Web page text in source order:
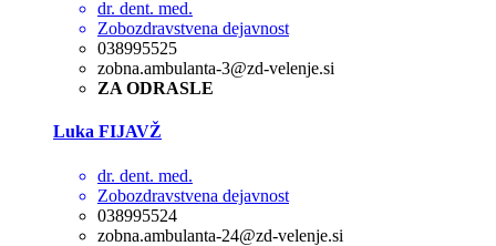
dr. dent. med.
Zobozdravstvena dejavnost
038995525
zobna.ambulanta-3@zd-velenje.si
ZA ODRASLE
Luka FIJAVŽ
dr. dent. med.
Zobozdravstvena dejavnost
038995524
zobna.ambulanta-24@zd-velenje.si